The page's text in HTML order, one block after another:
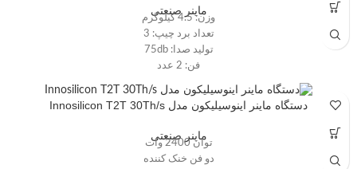
سطح نویز
فن‌ها: 2 عدد
توان مصرفی : 3510 وات
رابط: اترنت (Ethernet)
دمای قابل تحمل: 5 - 45 درجه
رطوبت قابل تحمل : 5 - 95 درصد
ماینر صنعتی
وزن: 4.5 کیلوگرم
تعداد برد چیپ: 3
تولید صدا: 75db
فن: 2 عدد
رطوبت مطلوب: 5 ~95%
دستگاه ماینر اینوسیلیکون مدل Innosilicon T2T 30Th/s
ماینر صنعتی
توان 2400 وات
دو فن خنک کننده